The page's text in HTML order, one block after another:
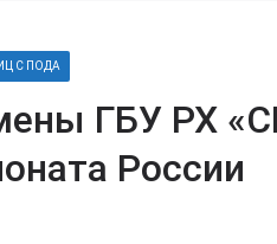
С ПОДА
ГБУ РХ
России